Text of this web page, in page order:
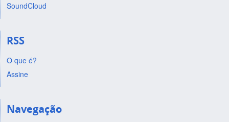
SoundCloud
RSS
O que é?
Assine
Navegação